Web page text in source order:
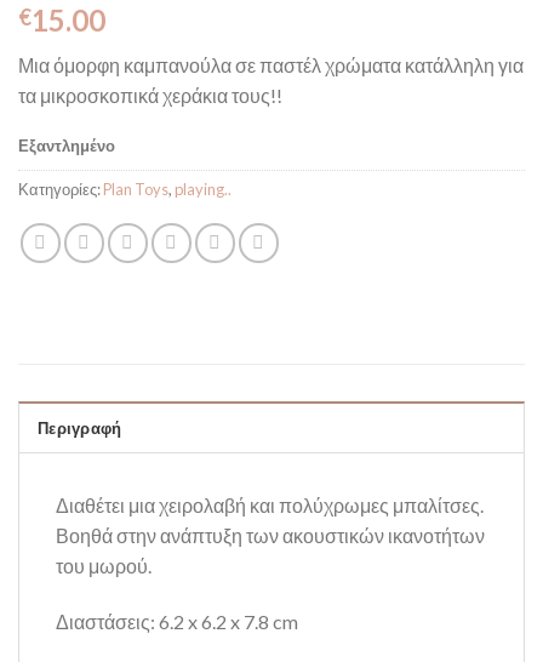
€15.00
Μια όμορφη καμπανούλα σε παστέλ χρώματα κατάλληλη για
τα μικροσκοπικά χεράκια τους!!
Εξαντλημένο
Κατηγορίες:Plan Toys, playing..
Περιγραφή
Διαθέτει μια χειρολαβή και πολύχρωμες μπαλίτσες.
Βοηθά στην ανάπτυξη των ακουστικών ικανοτήτων
του μωρού.
Διαστάσεις: 6.2 x 6.2 x 7.8 cm